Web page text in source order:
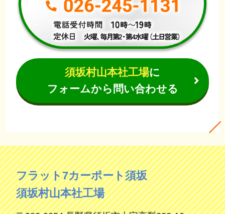
須坂村山本社工場に
フォームから問い合わせる
フラット7カーポート須坂
須坂村山本社工場